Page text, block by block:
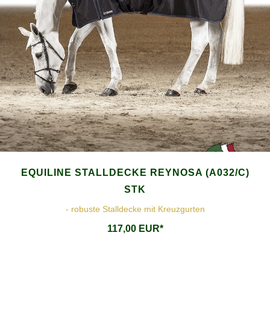
EQUILINE STALLDECKE REYNOSA (A032/C)
STK
- robuste Stalldecke mit Kreuzgurten
117,00 EUR*